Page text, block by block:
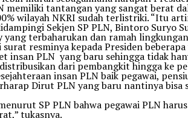
memiliki tantangan yang sangat berat
wilayah NKRI sudah terlistriki. “Itu
Sekjen SP PLN, Bintoro Suryo
terbaharukan dan ramah
surat resminya kepada Presiden
insan PLN yang baru sehingga tidak
dari pembangkit hingga ke
insan PLN baik pegawai,
Dirut PLN yang baru nantinya
SP PLN bahwa pegawai PLN
tukasnya.